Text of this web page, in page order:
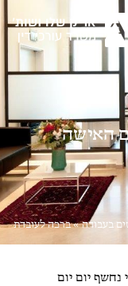
האישה
בעבודה»ברכה לעובדת
נחשף יום יום